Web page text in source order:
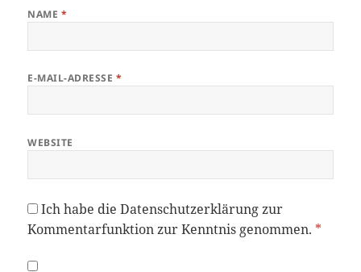
NAME *
E-MAIL-ADRESSE *
WEBSITE
Ich habe dieDatenschutzerklärungzur
Kommentarfunktion zur Kenntnis genommen. *